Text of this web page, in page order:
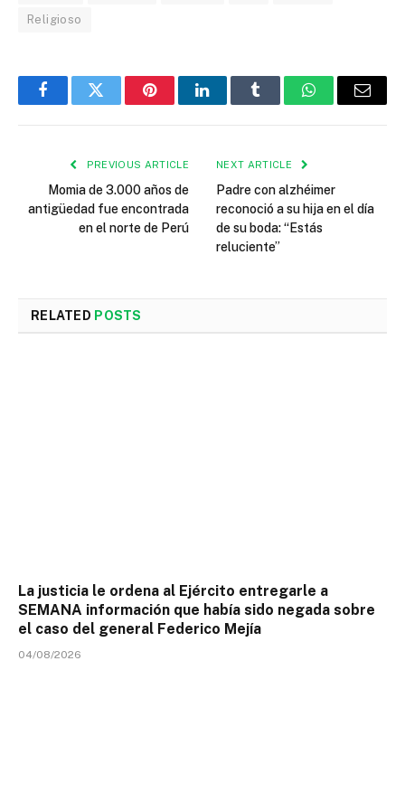
Religioso
FacebookTwitter PinterestLinkedInTumblr WhatsAppEmail
PREVIOUS ARTICLE
Momia de 3.000 años de
antigüedad fue encontrada
en el norte de Perú
NEXT ARTICLE
Padre con alzhéimer
reconoció a su hija en el día
de su boda: “Estás
reluciente”
RELATED POSTS
La justicia le ordena al Ejército entregarle a
SEMANA información que había sido negada sobre
el caso del general Federico Mejía
04/08/2026